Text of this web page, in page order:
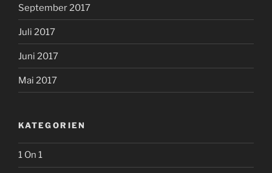
September 2017
Juli 2017
Juni 2017
Mai 2017
KATEGORIEN
1 On 1